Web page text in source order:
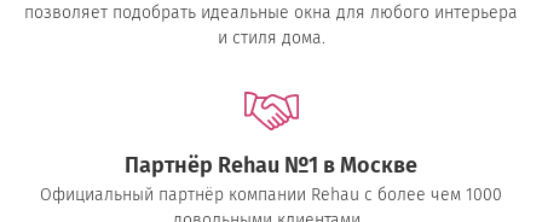
позволяет подобрать идеальные окна для любого интерьера
и стиля дома.
Партнёр Rehau №1 в Москве
Официальный партнёр компании Rehau с более чем 1000